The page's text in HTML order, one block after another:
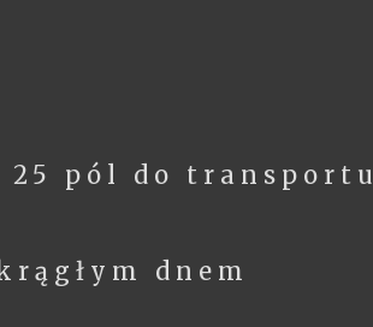
25 pól do transportu
dnem